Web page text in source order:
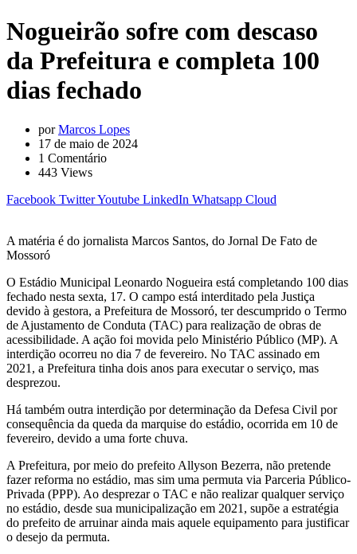
Nogueirão sofre com descaso
da Prefeitura e completa 100
dias fechado
porMarcos Lopes
17 de maio de 2024
1 Comentário
443 Views
Facebook TwitterYoutube LinkedIn Whatsapp Cloud
A matéria é do jornalista Marcos Santos, do Jornal De Fato de
Mossoró
O Estádio Municipal Leonardo Nogueira está completando 100 dias
fechado nesta sexta, 17. O campo está interditado pela Justiça
devido à gestora, a Prefeitura de Mossoró, ter descumprido o Termo
de Ajustamento de Conduta (TAC) para realização de obras de
acessibilidade. A ação foi movida pelo Ministério Público (MP). A
interdição ocorreu no dia 7 de fevereiro. No TAC assinado em
2021, a Prefeitura tinha dois anos para executar o serviço, mas
desprezou.
Há também outra interdição por determinação da Defesa Civil por
consequência da queda da marquise do estádio, ocorrida em 10 de
fevereiro, devido a uma forte chuva.
A Prefeitura, por meio do prefeito Allyson Bezerra, não pretende
fazer reforma no estádio, mas sim uma permuta via Parceria Público-
Privada (PPP). Ao desprezar o TAC e não realizar qualquer serviço
no estádio, desde sua municipalização em 2021, supõe a estratégia
do prefeito de arruinar ainda mais aquele equipamento para justificar
o desejo da permuta.